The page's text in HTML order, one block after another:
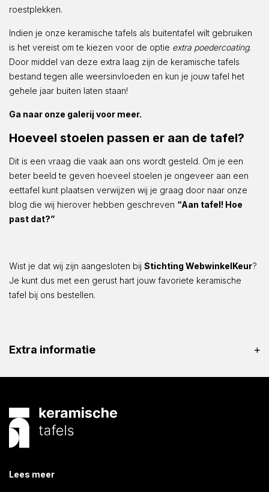
roestplekken.
Indien je onze keramische tafels als buitentafel wilt gebruiken
is het vereist om te kiezen voor de optie extra poedercoating.
Door middel van deze extra laag zijn de keramische tafels
bestand tegen alle weersinvloeden en kun je jouw tafel het
gehele jaar buiten laten staan!
Ga naar onze galerij voor meer.
Hoeveel stoelen passen er aan de tafel?
Dit is een vraag die vaak aan ons wordt gesteld. Om je een
beter beeld te geven hoeveel stoelen je ongeveer aan een
eettafel kunt plaatsen verwijzen wij je graag door naar onze
blog die wij hierover hebben geschreven “Aan tafel! Hoe
past dat?”
Wist je dat wij zijn aangesloten bij Stichting WebwinkelKeur?
Je kunt dus met een gerust hart jouw favoriete keramische
tafel bij ons bestellen.
Extra informatie
Lees meer